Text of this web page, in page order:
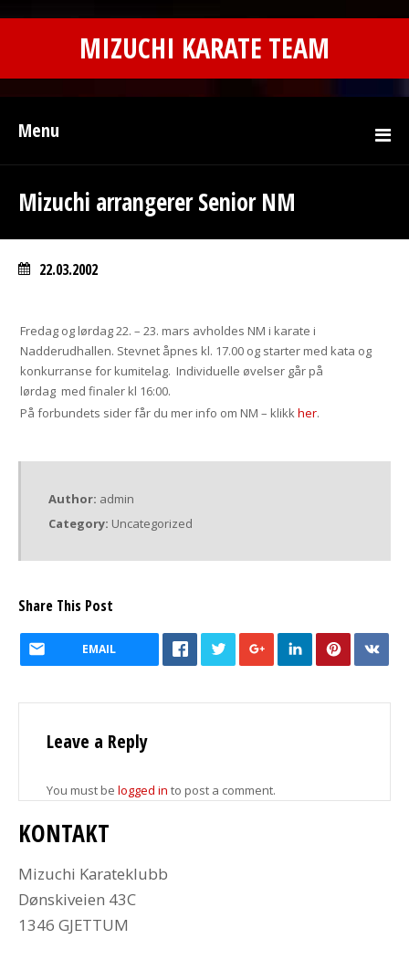
MIZUCHI KARATE TEAM
Menu
Mizuchi arrangerer Senior NM
22.03.2002
Fredag og lørdag 22. – 23. mars avholdes NM i karate i
Nadderudhallen. Stevnet åpnes kl. 17.00 og starter med kata og
konkurranse for kumitelag. Individuelle øvelser går på
lørdag med finaler kl 16:00.
På forbundets sider får du mer info om NM – klikkher.
Author: admin
Category: Uncategorized
Share This Post
EMAIL
Leave a Reply
You must be logged in to post a comment.
KONTAKT
Mizuchi Karateklubb
Dønskiveien 43C
1346 GJETTUM